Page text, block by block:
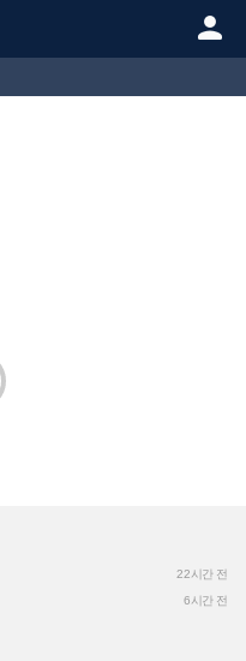

22시간 전
6시간 전